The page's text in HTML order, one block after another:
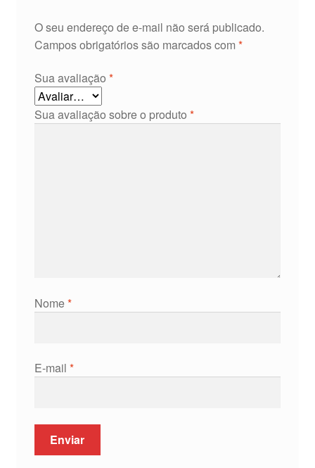
O seu endereço de e-mail não será publicado.
Campos obrigatórios são marcados com *
Sua avaliação *
Sua avaliação sobre o produto *
Nome*
E-mail *